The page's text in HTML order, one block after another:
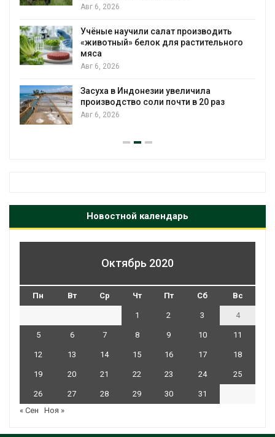
Авг 6, 2026
Учёные научили салат производить
«животный» белок для растительного
мяса
Авг 6, 2026
Засуха в Индонезии увеличила
производство соли почти в 20 раз
Авг 6, 2026
Новостной календарь
Октябрь 2020
Пн Вт Ср Чт Пт Сб Вс
1 2 3 4
5 6 7 8 9 10 11
12 13 14 15 16 17 18
19 20 21 22 23 24 25
26 27 28 29 30
31
« Сен
Ноя »